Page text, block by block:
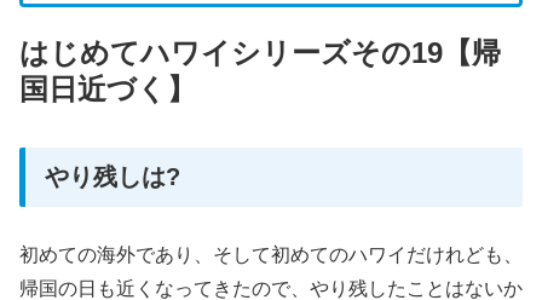
はじめてハワイシリーズその19【帰
国日近づく】
やり残しは?
初めての海外であり、そして初めてのハワイだけれども、
帰国の日も近くなってきたので、やり残したことはないか